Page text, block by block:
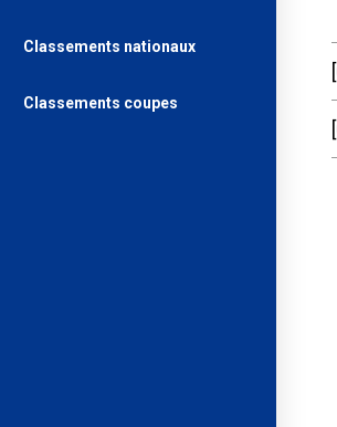
Classements nationaux
Classements coupes